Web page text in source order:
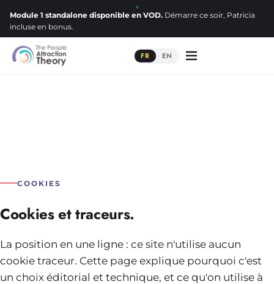
Module 1 standalone disponible en VOD. Démarre ce soir, Patricia
incluse en bonus.
FR EN
COOKIES
Cookies et traceurs.
La position en une ligne : ce site n'utilise aucun
cookie traceur. Cette page explique pourquoi c'est
un choix éditorial et technique, et ce qu'on utilise à